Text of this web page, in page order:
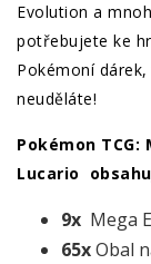
Evolution a
potřebujete ke
Pokémoní
neuděláte!
Pokémon
Lucario
9x Mega
65xObal